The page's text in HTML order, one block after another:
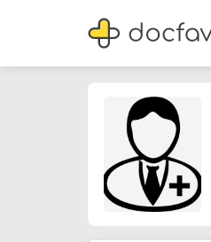
Ines Diaz
Cardiólogo